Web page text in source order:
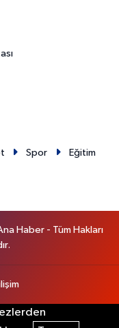
Spor
Eğitim
Haber - Tüm Hakları